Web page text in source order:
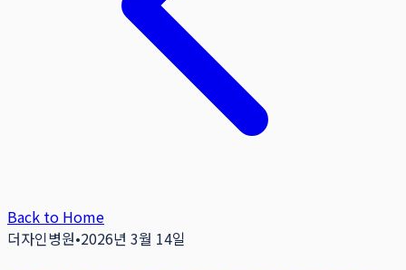
Back to Home
더자인병원•2026년 3월 14일